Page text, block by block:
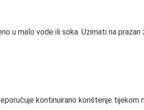
u malo vode ili soka. Uzimati na
kontinuirano korištenje tijekom